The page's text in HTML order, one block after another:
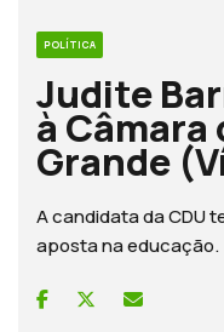
POLÍTICA
Judite
à Câmara
Grande
A candidata da CDU
aposta na educação.